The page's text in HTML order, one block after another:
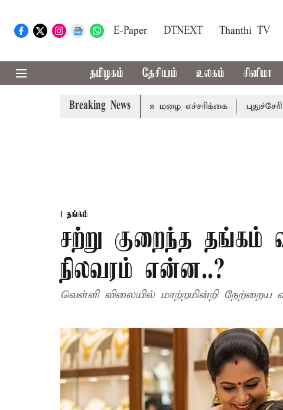
E-Paper DTNEXT Thanthi TV
தமிழகம் தேசியம் உலகம் சினிமா
Breaking News
மாவட்டங்களுக்கு கன மழை எச்சரிக்கை புதுச்சேரி
தங்கம்
சற்று குறைந்த
நிலவரம் என்ன..?
வெள்ளி விலையில் மாற்றமின்றி நேற்றைய